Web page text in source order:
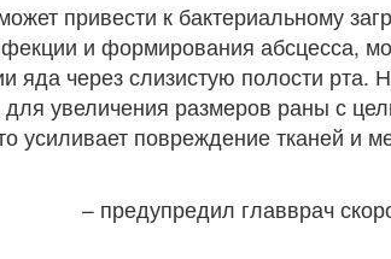
привести к бактериальному
и формирования абсцесса,
яда через слизистую полости рта.
для увеличения размеров раны с
повреждение тканей и
– предупредил главврач